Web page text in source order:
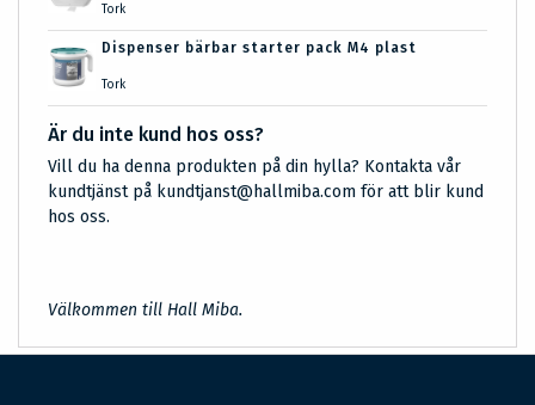
Tork
Dispenser bärbar starter pack M4 plast
Tork
Är du inte kund hos oss?
Vill du ha denna produkten på din hylla? Kontakta vår
kundtjänst på kundtjanst@hallmiba.com för att blir kund
hos oss.
Välkommen till Hall Miba.